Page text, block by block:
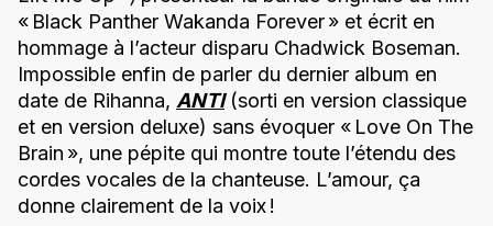
« Black Panther Wakanda Forever » et écrit en
hommage à l’acteur disparu Chadwick Boseman.
Impossible enfin de parler du dernier album en
date de Rihanna, ANTI(sorti en version classique
et en version deluxe) sans évoquer « Love On The
Brain », une pépite qui montre toute l’étendu des
cordes vocales de la chanteuse. L’amour, ça
donne clairement de la voix !